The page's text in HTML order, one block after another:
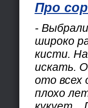
Про
-
широко
кисти.
искать.
ото всех
плохо